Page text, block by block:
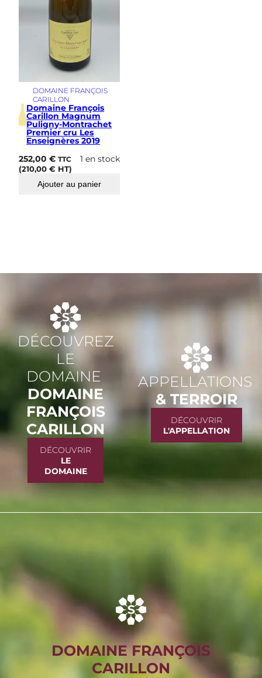
DOMAINE FRANÇOIS
CARILLON
Domaine François
Carillon Magnum
Puligny-Montrachet
Premier cru Les
Enseignères 2019
252,00€ TTC
(210,00€ HT)
1 en stock
Ajouter au panier
DÉCOUVREZ
LE
DOMAINE
DOMAINE
FRANÇOIS
CARILLON
DÉCOUVRIR
LE
DOMAINE
APPELLATIONS
& TERROIR
DÉCOUVRIR
L'APPELLATION
DOMAINE FRANÇOIS
CARILLON